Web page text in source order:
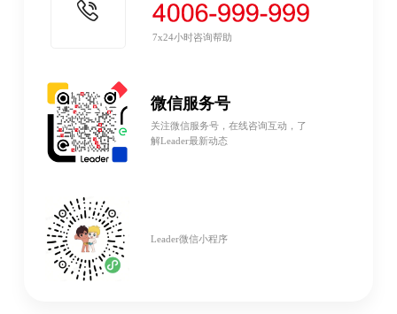
7x24小时咨询帮助
微信服务号
关注微信服务号，在线咨询互动，了
解Leader最新动态
Leader微信小程序